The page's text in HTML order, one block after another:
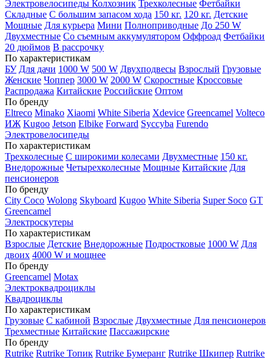
Электровелосипеды Колхозник Трехколесные Фетбайки
Складные С большим запасом хода 150 кг. 120 кг. Детские
Мощные Для курьера Мини Полноприводные До 250 W
Двухместные Со съемным аккумулятором Оффроад Фетбайки
20 дюймов В рассрочку
По характеристикам
БУ Для дачи 1000 W 500 W Двухподвесы Взрослый Грузовые
Женские Чоппер 3000 W 2000 W Скоростные Кроссовые
Распродажа Китайские Российские Оптом
По бренду
Eltreco Minako Xiaomi White Siberia Xdevice Greencamel Volteco
ИЖ Kugoo Jetson Elbike Forward Syccyba Furendo
Электровелосипеды
По характеристикам
Трехколесные С широкими колесами Двухместные 150 кг.
Внедорожные Четырехколесные Мощные Китайские Для
пенсионеров
По бренду
City Coco Wolong Skyboard Kugoo White Siberia Super Soco GT
Greencamel
Электроскутеры
По характеристикам
Взрослые Детские Внедорожные Подростковые 1000 W Для
двоих 4000 W и мощнее
По бренду
Greencamel Motax
Электроквадроциклы
Квадроциклы
По характеристикам
Грузовые С кабиной Взрослые Двухместные Для пенсионеров
Трехместные Китайские Пассажирские
По бренду
Rutrike Rutrike Топик Rutrike Бумеранг Rutrike Шкипер Rutrike